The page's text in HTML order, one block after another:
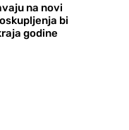
na novi
bi
godine